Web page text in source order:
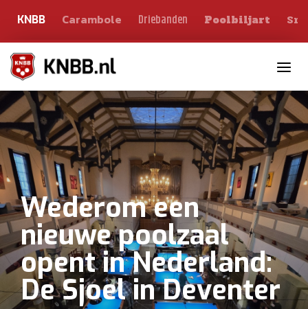
KNBB Carambole Driebanden Poolbiljart
Wederom een
nieuwe poolzaal
opent in Nederland:
De Sjoel in Deventer